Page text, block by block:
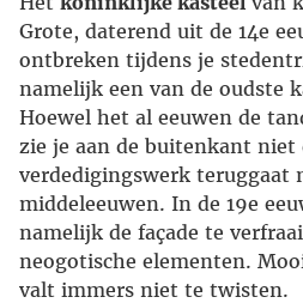
Grote, daterend uit de 14e
ontbreken tijdens je
namelijk een van de oudste
Hoewel het al eeuwen de
zie je aan de buitenkant niet
verdedigingswerk teruggaat
middeleeuwen. In de 19e
namelijk de façade te
neogotische elementen.
valt immers niet te twisten.